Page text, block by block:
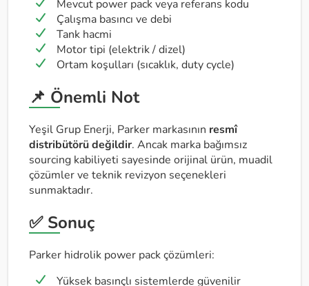
Mevcut power pack veya referans kodu
Çalışma basıncı ve debi
Tank hacmi
Motor tipi (elektrik / dizel)
Ortam koşulları (sıcaklık, duty cycle)
📌 Önemli Not
Yeşil Grup Enerji, Parker markasının resmî
distribütörü değildir. Ancak marka bağımsız
sourcing kabiliyeti sayesinde orijinal ürün, muadil
çözümler ve teknik revizyon seçenekleri
sunmaktadır.
✅ Sonuç
Parker hidrolik power pack çözümleri:
Yüksek basınçlı sistemlerde güvenilir